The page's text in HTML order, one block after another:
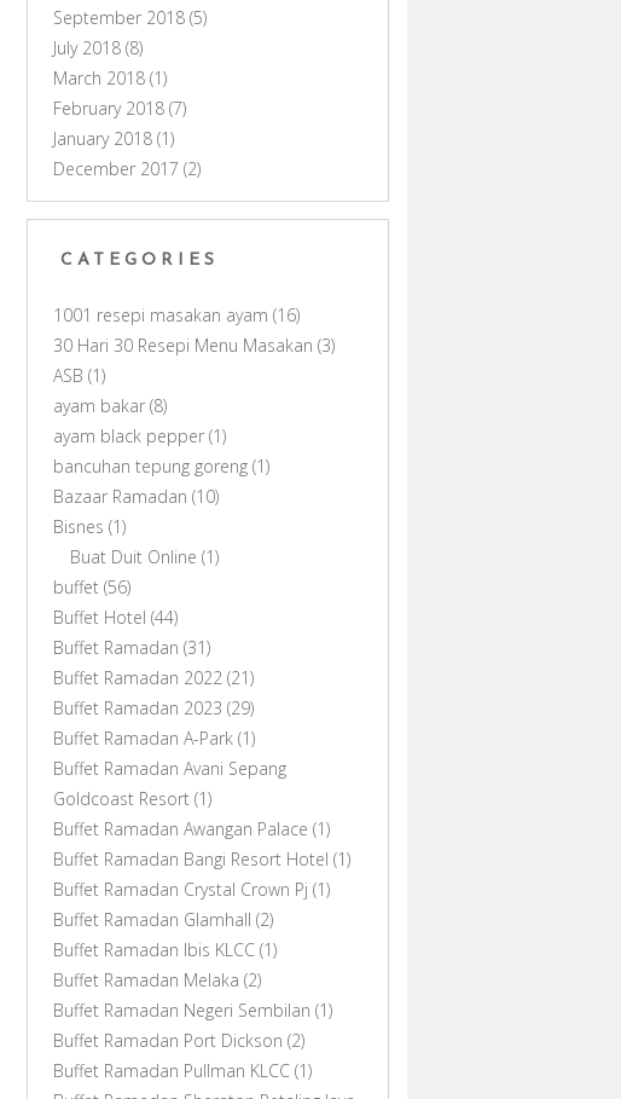
September 2018 (5)
July 2018 (8)
March 2018 (1)
February 2018 (7)
January 2018 (1)
December 2017 (2)
CATEGORIES
1001 resepi masakan ayam (16)
30 Hari 30 Resepi Menu Masakan (3)
ASB (1)
ayam bakar (8)
ayam black pepper (1)
bancuhan tepung goreng (1)
Bazaar Ramadan (10)
Bisnes (1)
Buat Duit Online (1)
buffet (56)
Buffet Hotel (44)
Buffet Ramadan (31)
Buffet Ramadan 2022 (21)
Buffet Ramadan 2023 (29)
Buffet Ramadan A-Park (1)
Buffet Ramadan Avani Sepang
Goldcoast Resort (1)
Buffet Ramadan Awangan Palace (1)
Buffet Ramadan Bangi Resort Hotel (1)
Buffet Ramadan Crystal Crown Pj (1)
Buffet Ramadan Glamhall (2)
Buffet Ramadan Ibis KLCC (1)
Buffet Ramadan Melaka (2)
Buffet Ramadan Negeri Sembilan (1)
Buffet Ramadan Port Dickson (2)
Buffet Ramadan Pullman KLCC (1)